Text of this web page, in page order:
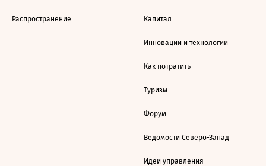
Распространение Капитал
Инновации и технологии
Как потратить
Туризм
Форум
Ведомости Северо-Запад
Идеи управления